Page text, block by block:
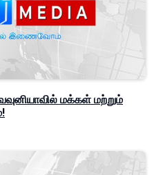
மக்கள் மற்றும்